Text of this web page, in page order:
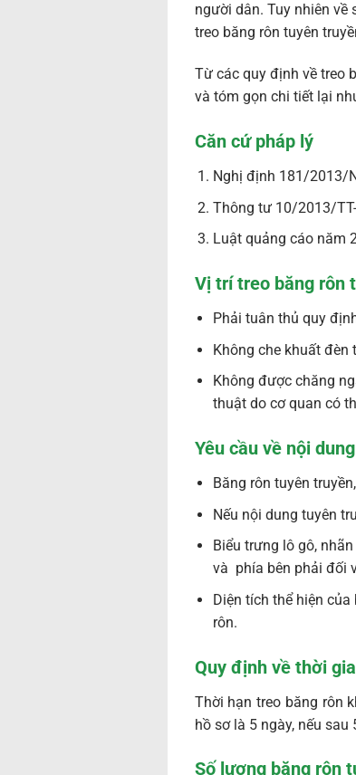
người dân. Tuy nhiên về
treo băng rôn tuyên
Từ các quy định về treo
và tóm gọn chi tiết lại
Căn cứ pháp lý
Nghị định 181/2013/
Thông tư 10/2013/
Luật quảng cáo năm
Vị trí treo băng rôn
Phải tuân thủ quy
Không che khuất đèn
Không được chăng
thuật do cơ quan có
Yêu cầu về nội dung
Băng rôn tuyên
Nếu nội dung tuyên
Biểu trưng lô gô,
và phía bên phải đối
Diện tích thể hiện
rôn.
Quy định về thời
Thời hạn treo băng rôn
hồ sơ là 5 ngày, nếu
Số lượng băng rôn